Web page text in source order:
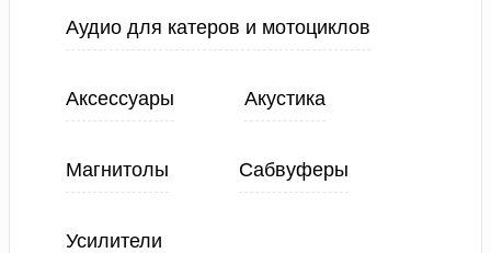
Аудио для катеров и мотоциклов
Аксессуары Акустика
Магнитолы Сабвуферы
Усилители